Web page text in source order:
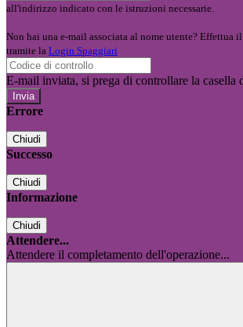
all'indirizzo indicato con le istruzioni necessarie.
Non hai una e-mail associata al nome utente? Effettua
tramite la Login Spaggiari
E-mail inviata, si prega di controllare la casella
Errore
Chiudi
Successo
Chiudi
Informazione
Chiudi
Attendere...
Attendere il completamento dell'operazione...